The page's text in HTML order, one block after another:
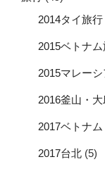
2014タイ旅行
2015ベトナ
2015マレー
2016釜山・大
2017ベトナ
2017台北 (5)